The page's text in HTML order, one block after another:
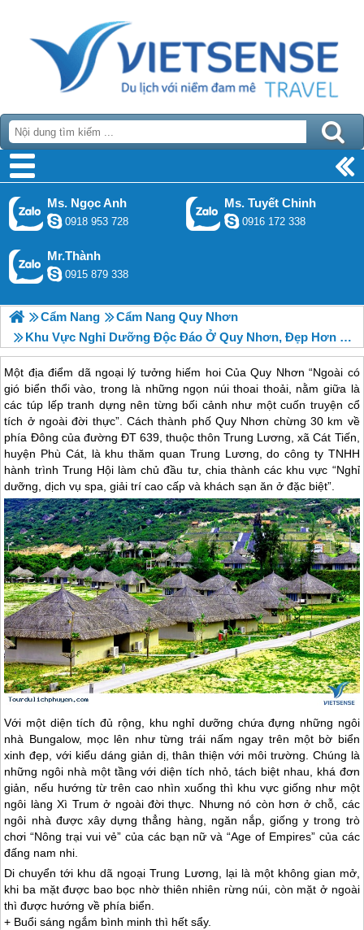
Ms. Ngọc Anh
0918 953 728
Ms. Tuyết Chinh
0916 172 338
Mr.Thành
0915 879 338
Cẩm Nang
Cẩm Nang Quy Nhơn
Khu Vực Nghỉ Dưỡng Độc Đáo Ở Quy Nhơn, Đẹp Hơn Cả Những Gì Xuất Hiện Trong Truyện Cổ Tích, 2018
Một địa điểm dã ngoại lý tưởng hiếm hoi Của Quy Nhơn “Ngoài có
gió biển thổi vào, trong là những ngọn núi thoai thoải, nằm giữa là
các túp lếp tranh dựng nên từng bối cảnh như một cuốn truyện cổ
tích ở ngoài đời thực”. Cách thành phố Quy Nhơn chừng 30 km về
phía Đông của đường ĐT 639, thuộc thôn Trung Lương, xã Cát Tiến,
huyện Phù Cát, là khu thăm quan Trung Lương, do công ty TNHH
hành trình Trung Hội làm chủ đầu tư, chia thành các khu vực “Nghỉ
dưỡng, dịch vụ spa, giải trí cao cấp và khách sạn ăn ở đặc biệt”.
Với một diện tích đủ rộng, khu nghỉ dưỡng chứa đựng những ngôi
nhà Bungalow, mọc lên như từng trái nấm ngay trên một bờ biển
xinh đẹp, với kiểu dáng giản dị, thân thiện với môi trường. Chúng là
những ngôi nhà một tầng với diện tích nhỏ, tách biệt nhau, khá đơn
giản, nếu hướng từ trên cao nhìn xuống thì khu vực giống như một
ngôi làng Xì Trum ở ngoài đời thực. Nhưng nó còn hơn ở chỗ, các
ngôi nhà được xây dựng thẳng hàng, ngăn nắp, giống y trong trò
chơi “Nông trại vui vẻ” của các bạn nữ và “Age of Empires” của các
đấng nam nhi.
Di chuyển tới khu dã ngoại Trung Lương, lại là một không gian mở,
khi ba mặt được bao bọc nhờ thiên nhiên rừng núi, còn mặt ở ngoài
thì được hướng về phía biển.
+ Buổi sáng ngắm bình minh thì hết sẩy.